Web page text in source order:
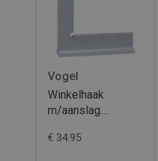
Vogel
Winkelhaak
m/aanslag
€ 34.95